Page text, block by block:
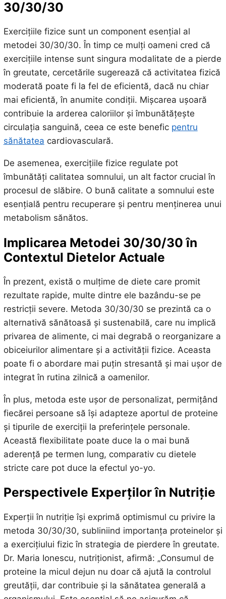
30/30/30
Exercițiile fizice sunt un component esențial al
metodei 30/30/30. În timp ce mulți oameni cred că
exercițiile intense sunt singura modalitate de a pierde
în greutate, cercetările sugerează că activitatea fizică
moderată poate fi la fel de eficientă, dacă nu chiar
mai eficientă, în anumite condiții. Mișcarea ușoară
contribuie la arderea caloriilor și îmbunătățește
circulația sanguină, ceea ce este benefic pentru
sănătatea cardiovasculară.
De asemenea, exercițiile fizice regulate pot
îmbunătăți calitatea somnului, un alt factor crucial în
procesul de slăbire. O bună calitate a somnului este
esențială pentru recuperare și pentru menținerea unui
metabolism sănătos.
Implicarea Metodei 30/30/30 în
Contextul Dietelor Actuale
În prezent, există o mulțime de diete care promit
rezultate rapide, multe dintre ele bazându-se pe
restricții severe. Metoda 30/30/30 se prezintă ca o
alternativă sănătoasă și sustenabilă, care nu implică
privarea de alimente, ci mai degrabă o reorganizare a
obiceiurilor alimentare și a activității fizice. Aceasta
poate fi o abordare mai puțin stresantă și mai ușor de
integrat în rutina zilnică a oamenilor.
În plus, metoda este ușor de personalizat, permițând
fiecărei persoane să își adapteze aportul de proteine
și tipurile de exerciții la preferințele personale.
Această flexibilitate poate duce la o mai bună
aderență pe termen lung, comparativ cu dietele
stricte care pot duce la efectul yo-yo.
Perspectivele Experților în Nutriție
Experții în nutriție își exprimă optimismul cu privire la
metoda 30/30/30, subliniind importanța proteinelor și
a exercițiului fizic în strategia de pierdere în greutate.
Dr. Maria Ionescu, nutriționist, afirmă: „Consumul de
proteine la micul dejun nu doar că ajută la controlul
greutății, dar contribuie și la sănătatea generală a